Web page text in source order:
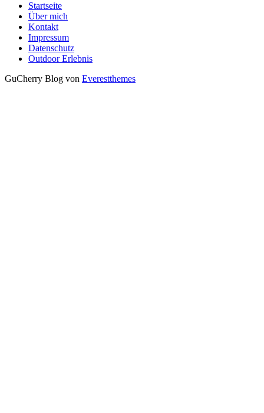
Startseite
Über mich
Kontakt
Impressum
Datenschutz
Outdoor Erlebnis
GuCherry Blog von Everestthemes